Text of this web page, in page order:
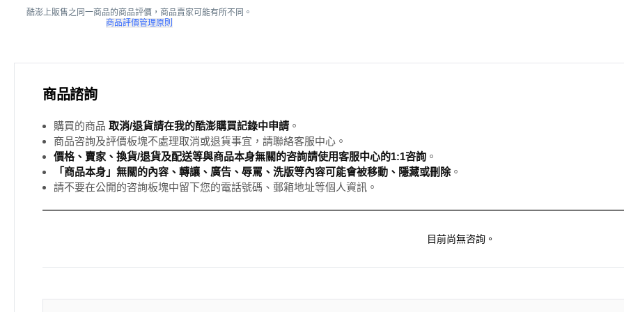
酷澎上販售之同一商品的商品評價，商品賣家可能有所不同。
商品評價管理原則
商品諮詢
購買的商品 取消/退貨請在我的酷澎購買記錄中申請 。
商品咨詢及評價板塊不處理取消或退貨事宜，請聯絡客服中心。
價格、賣家、換貨/退貨及配送等與商品本身無關的咨詢請使用客服中心的1:1咨詢 。
「商品本身」無關的內容、轉讓、廣告、辱罵、洗版等內容可能會被移動、隱藏或刪除。
請不要在公開的咨詢板塊中留下您的電話號碼、郵箱地址等個人資訊。
目前尚無咨詢。